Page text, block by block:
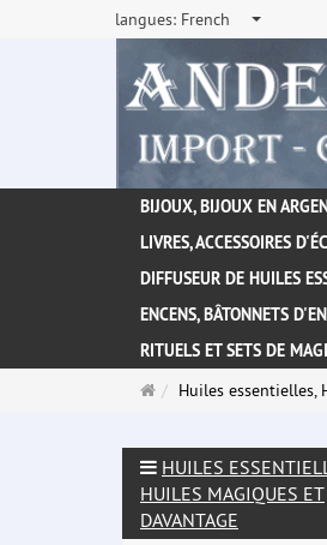
langues: French
BIJOUX, BIJOUX EN
LIVRES, ACCESSOIRES
DIFFUSEUR DE HUILES
ENCENS, BÂTONNETS
RITUELS ET SETS DE
PageHuiles essentielles,
HUILES
HUILES MAGIQUES ET
DAVANTAGE